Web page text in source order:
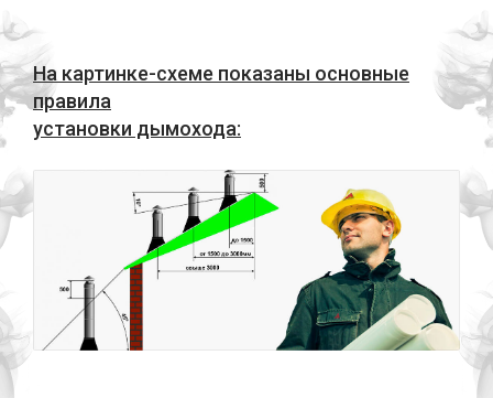
На картинке-схеме показаны основные
правила
установки дымохода: